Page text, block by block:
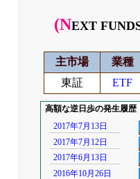
(NEXT
主市場 業種
東証
ETF
高額な逆日歩の発生履歴
2017年7月13日
2017年7月12日
2017年6月13日
2016年10月26日